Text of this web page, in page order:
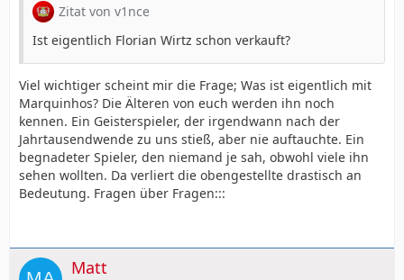
Zitat von v1nce
Ist eigentlich Florian Wirtz schon verkauft?
Viel wichtiger scheint mir die Frage; Was ist eigentlich mit
Marquinhos? Die Älteren von euch werden ihn noch
kennen. Ein Geisterspieler, der irgendwann nach der
Jahrtausendwende zu uns stieß, aber nie auftauchte. Ein
begnadeter Spieler, den niemand je sah, obwohl viele ihn
sehen wollten. Da verliert die obengestellte drastisch an
Bedeutung. Fragen über Fragen:::
Matt